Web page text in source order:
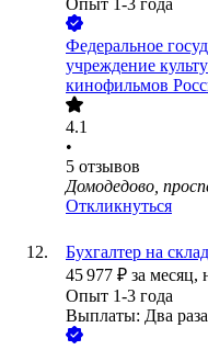
Опыт 1-3 года
Федеральное
учреждение
кинофильмов
4.1
•
5 отзывов
Домодедово,
Откликнуться
Бухгалтер на
45 977 ₽ за месяц,
Опыт 1-3 года
Выплаты: Два